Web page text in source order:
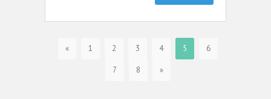
« 1 2 3 4 5 6
7 8 »